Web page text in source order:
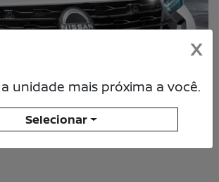
X
unidade mais próxima a você.
Selecionar